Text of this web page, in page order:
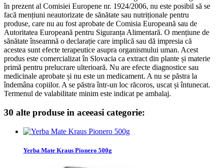
în prezent al Comisiei Europene nr. 1924/2006, nu este posibil să se
facă mențiuni neautorizate de sănătate sau nutriționale pentru
produse, care nu au fost aprobate de Comisia Europeană sau de
Autoritatea Europeană pentru Siguranța Alimentară. O mențiune de
sănătate înseamnă o declarație care implică sau dă impresia că
acestea sunt efecte terapeutice asupra organismului uman. Acest
produs este comercializat în Slovacia ca extract din plante și materie
primă pentru prelucrare ulterioară. Nu are efecte diagnostice sau
medicinale aprobate și nu este un medicament. A nu se păstra la
îndemâna copiilor. A se păstra într-un loc răcoros, uscat și întunecat.
Termenul de valabilitate minim este indicat pe ambalaj.
30 alte produse in aceeasi categorie:
Yerba Mate Kraus Pionero 500g